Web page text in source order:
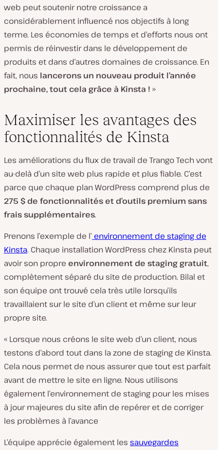
web peut soutenir notre croissance a
considérablement influencé nos objectifs à long
terme. Les économies de temps et d’efforts nous ont
permis de réinvestir dans le développement de
produits et dans d’autres domaines de croissance. En
fait, nous lancerons un nouveau produit l’année
prochaine, tout cela grâce à Kinsta ! »
Maximiser les avantages des
fonctionnalités de Kinsta
Les améliorations du flux de travail de Trango Tech vont
au-delà d’un site web plus rapide et plus fiable. C’est
parce que chaque plan WordPress comprend plus de
275 $ de fonctionnalités et d’outils premium sans
frais supplémentaires.
Prenons l’exemple de l’ environnement de staging de
Kinsta. Chaque installation WordPress chez Kinsta peut
avoir son propre environnement de staging gratuit,
complètement séparé du site de production. Bilal et
son équipe ont trouvé cela très utile lorsqu’ils
travaillaient sur le site d’un client et même sur leur
propre site.
« Lorsque nous créons le site web d’un client, nous
testons d’abord tout dans la zone de staging de Kinsta.
Cela nous permet de nous assurer que tout est parfait
avant de mettre le site en ligne. Nous utilisons
également l’environnement de staging pour les mises
à jour majeures du site afin de repérer et de corriger
les problèmes à l’avance
L’équipe apprécie également les sauvegardes